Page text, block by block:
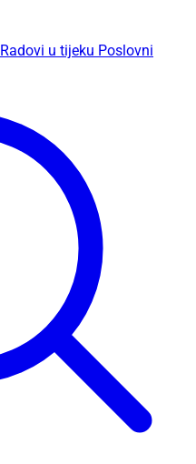
Radovi u tijeku Poslovni